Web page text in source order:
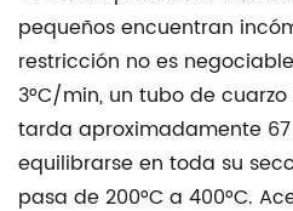
pequeños encuentran
restricción no es
3°C/min, un tubo de
tarda aproximadamente
equilibrarse en toda su
pasa de 200°C a 400°C.